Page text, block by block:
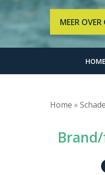
MEER OVER
HOME
Home » Schade